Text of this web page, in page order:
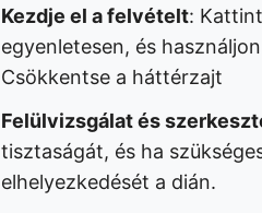
Kezdje el a felvételt:
egyenletesen, és
Csökkentse a háttérzajt
Felülvizsgálat és
tisztaságát, és ha
elhelyezkedését a dián.